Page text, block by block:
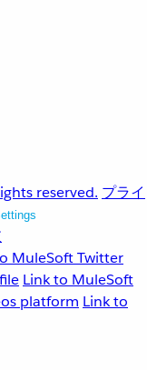
reserved. プライ
MuleSoft Twitter
Link to MuleSoft
platform Link to